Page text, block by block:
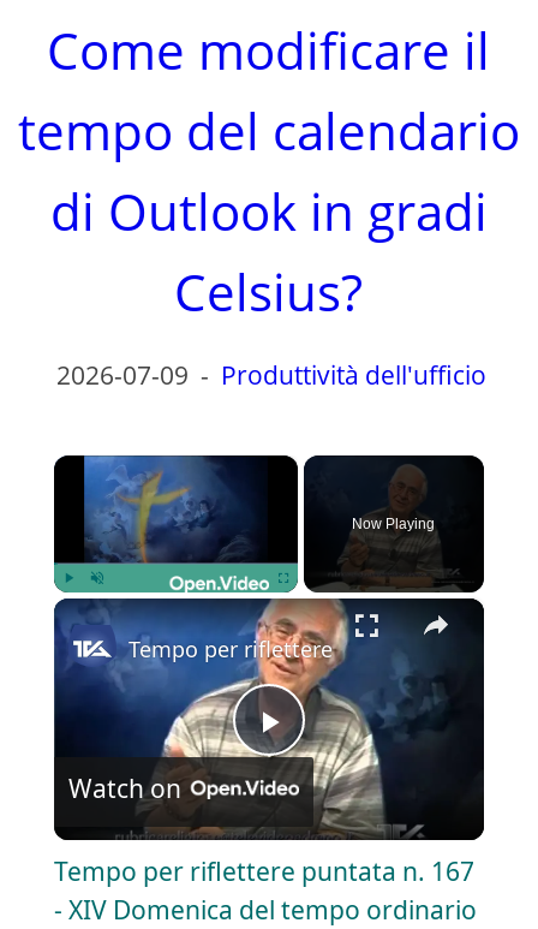
Come modificare il
tempo del calendario
di Outlook in gradi
Celsius?
2026-07-09 - Produttività dell'ufficio
×
Unmute Fullscreen
Now Playing
×
P
l
a
Tempo per riflettere puntata n. 167 -
Watch on
Tempo per riflettere puntata n. 167
- XIV Domenica del tempo ordinario